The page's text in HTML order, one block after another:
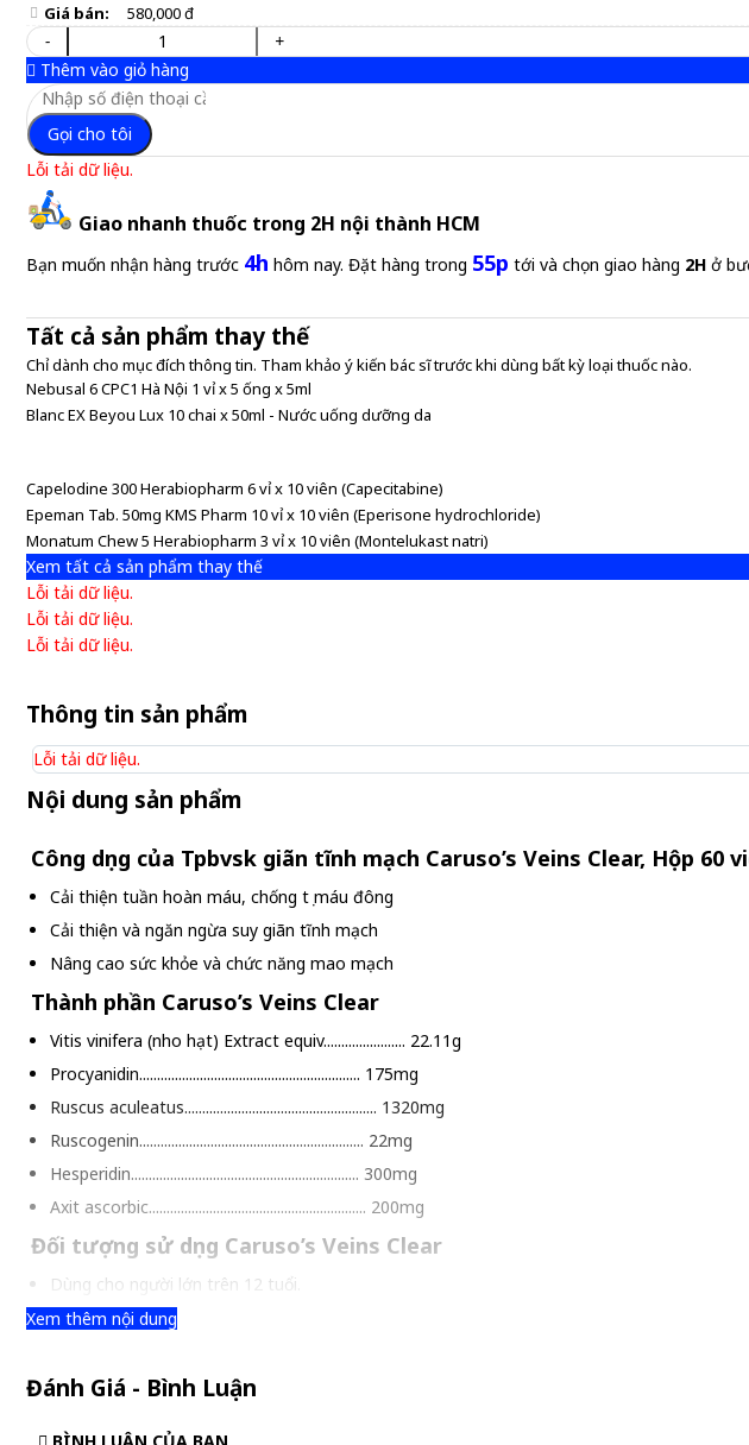
Giá bán: 580,000 đ
-
+
Thêm vào giỏ hàng
Gọi cho tôi
Lỗi tải dữ liệu.
Giao nhanh thuốc trong 2H nội thành HCM
Bạn muốn nhận hàng trước 4h hôm nay. Đặt hàng trong 55p tới và chọn giao hàng 2H ở
Tất cả sản phẩm thay thế
Chỉ dành cho mục đích thông tin. Tham khảo ý kiến bác sĩ trước khi dùng bất kỳ loại thuốc nào.
Nebusal 6 CPC1 Hà Nội 1 vỉ x 5 ống x 5ml
Blanc EX Beyou Lux 10 chai x 50ml - Nước uống dưỡng da
Capelodine 300 Herabiopharm 6 vỉ x 10 viên (Capecitabine)
Epeman Tab. 50mg KMS Pharm 10 vỉ x 10 viên (Eperisone hydrochloride)
Monatum Chew 5 Herabiopharm 3 vỉ x 10 viên (Montelukast natri)
Xem tất cả sản phẩm thay thế
Lỗi tải dữ liệu.
Lỗi tải dữ liệu.
Lỗi tải dữ liệu.
Thông tin sản phẩm
Lỗi tải dữ liệu.
Nội dung sản phẩm
Công dụng của Tpbvsk giãn tĩnh mạch Caruso’s Veins Clear, Hộp 60
Cải thiện tuần hoàn máu, chống tụ máu đông
Cải thiện và ngăn ngừa suy giãn tĩnh mạch
Nâng cao sức khỏe và chức năng mao mạch
Thành phần Caruso’s Veins Clear
Vitis vinifera (nho hạt) Extract equiv....................... 22.11g
Procyanidin.............................................................. 175mg
Ruscus aculeatus...................................................... 1320mg
Ruscogenin............................................................... 22mg
Hesperidin................................................................ 300mg
Axit ascorbic............................................................. 200mg
Đối tượng sử dụng Caruso’s Veins Clear
Dùng cho người lớn trên 12 tuổi.
Những người muốn cải thiện tuần hoàn máu lưu thông đến tay chân
Những người muốn cải thiện chức năng và sức khỏe các mao mạch, mạch máu
Xem thêm nội dung
Đánh Giá - Bình Luận